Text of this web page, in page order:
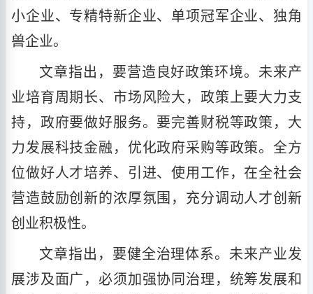
小企业、专精特新企业、单项冠军企业、独角
兽企业。
文章指出，要营造良好政策环境。未来产
业培育周期长、市场风险大，政策上要大力支
持，政府要做好服务。要完善财税等政策，大
力发展科技金融，优化政府采购等政策。全方
位做好人才培养、引进、使用工作，在全社会
营造鼓励创新的浓厚氛围，充分调动人才创新
创业积极性。
文章指出，要健全治理体系。未来产业发
展涉及面广，必须加强协同治理，统筹发展和